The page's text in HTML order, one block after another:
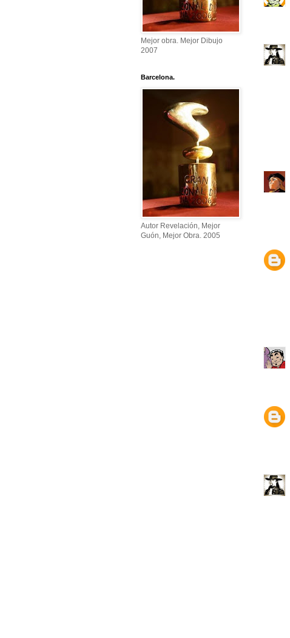
Mejor obra. Mejor Dibujo
2007
Barcelona.
Autor Revelación, Mejor
Guón, Mejor Obra. 2005